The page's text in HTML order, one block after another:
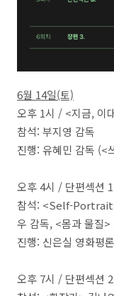
6월 14일(토)
오후 1시 / <지금, 이
참석: 부지영 감독
진행: 유혜민 감독 (<
오후 4시 / 단편섹션
참석: <Self-
우 감독, <몸과 물질>
진행: 신은실 영화평
오후 7시 / 단편섹션